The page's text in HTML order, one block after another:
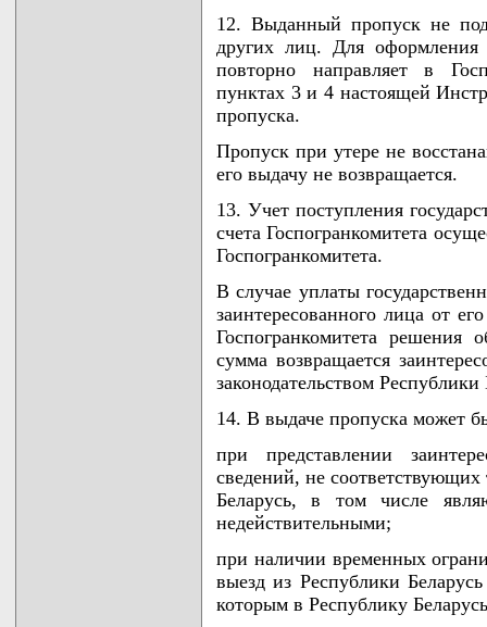
12. Выданный пропуск не
других лиц. Для оформления
повторно направляет в
пунктах 3 и 4 настоящей
пропуска.
Пропуск при утере не
его выдачу не возвращается.
13. Учет поступления
счета Госпогранкомитета
Госпогранкомитета.
В случае уплаты
заинтересованного лица от
Госпогранкомитета решения
сумма возвращается
законодательством Республики
14. В выдаче пропуска может
при представлении
сведений, не соответствующих
Беларусь, в том числе
недействительными;
при наличии временных
выезд из Республики
которым в Республику